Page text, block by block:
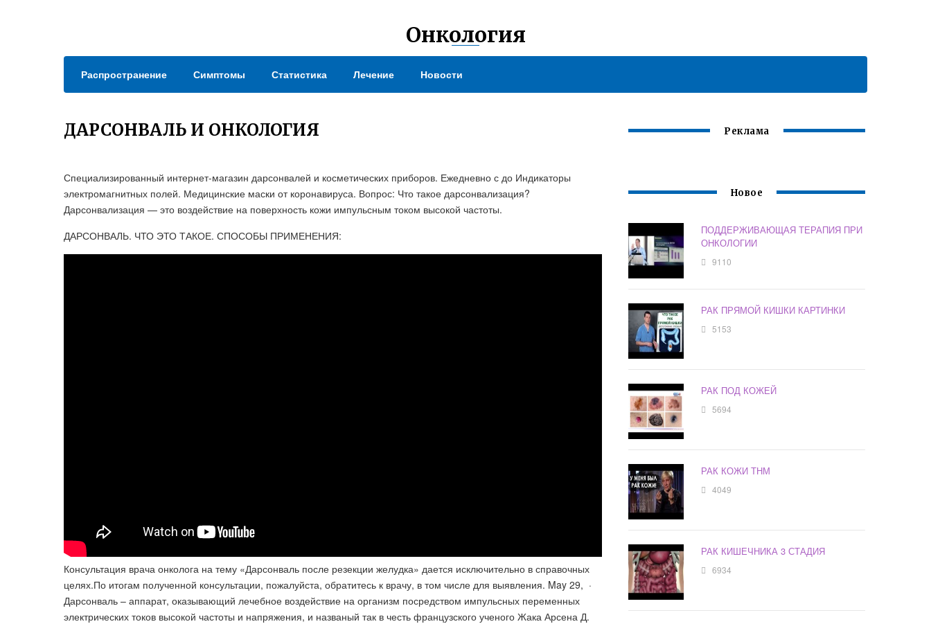
Онкология
Распространение Симптомы Статистика Лечение Новости
ДАРСОНВАЛЬ И ОНКОЛОГИЯ
Специализированный интернет-магазин дарсонвалей и косметических приборов. Ежедневно с до Индикаторы
электромагнитных полей. Медицинские маски от коронавируса. Вопрос: Что такое дарсонвализация?
Дарсонвализация — это воздействие на поверхность кожи импульсным током высокой частоты.
ДАРСОНВАЛЬ. ЧТО ЭТО ТАКОЕ. СПОСОБЫ ПРИМЕНЕНИЯ:
Консультация врача онколога на тему «Дарсонваль после резекции желудка» дается исключительно в справочных
целях.По итогам полученной консультации, пожалуйста, обратитесь к врачу, в том числе для выявления. May 29, ·
Дарсонваль – аппарат, оказывающий лечебное воздействие на организм посредством импульсных переменных
электрических токов высокой частоты и напряжения, и названый так в честь французского ученого Жака Арсена Д.
Реклама
Новое
ПОДДЕРЖИВАЮЩАЯ ТЕРАПИЯ ПРИ
ОНКОЛОГИИ
9110
РАК ПРЯМОЙ КИШКИ КАРТИНКИ
5153
РАК ПОД КОЖЕЙ
5694
РАК КОЖИ ТНМ
4049
РАК КИШЕЧНИКА 3 СТАДИЯ
6934